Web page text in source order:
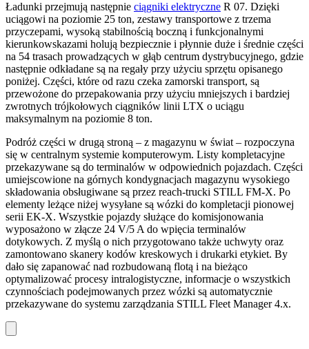
Ładunki przejmują następnie ciągniki elektryczne R 07. Dzięki
uciągowi na poziomie 25 ton, zestawy transportowe z trzema
przyczepami, wysoką stabilnością boczną i funkcjonalnymi
kierunkowskazami holują bezpiecznie i płynnie duże i średnie części
na 54 trasach prowadzących w głąb centrum dystrybucyjnego, gdzie
następnie odkładane są na regały przy użyciu sprzętu opisanego
poniżej. Części, które od razu czeka zamorski transport, są
przewożone do przepakowania przy użyciu mniejszych i bardziej
zwrotnych trójkołowych ciągników linii LTX o uciągu
maksymalnym na poziomie 8 ton.
Podróż części w drugą stroną – z magazynu w świat – rozpoczyna
się w centralnym systemie komputerowym. Listy kompletacyjne
przekazywane są do terminalów w odpowiednich pojazdach. Części
umiejscowione na górnych kondygnacjach magazynu wysokiego
składowania obsługiwane są przez reach-trucki STILL FM-X. Po
elementy leżące niżej wysyłane są wózki do kompletacji pionowej
serii EK-X. Wszystkie pojazdy służące do komisjonowania
wyposażono w złącze 24 V/5 A do wpięcia terminalów
dotykowych. Z myślą o nich przygotowano także uchwyty oraz
zamontowano skanery kodów kreskowych i drukarki etykiet. By
dało się zapanować nad rozbudowaną flotą i na bieżąco
optymalizować procesy intralogistyczne, informacje o wszystkich
czynnościach podejmowanych przez wózki są automatycznie
przekazywane do systemu zarządzania STILL Fleet Manager 4.x.